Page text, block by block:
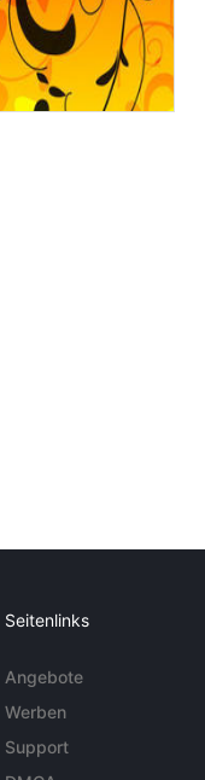
Seitenlinks
Angebote
Werben
Support